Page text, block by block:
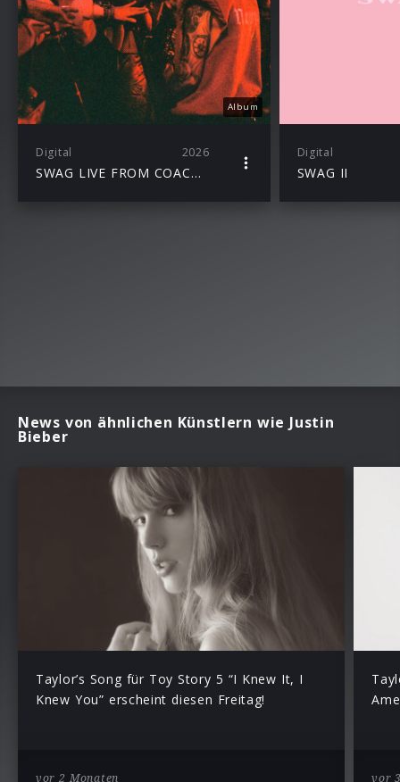
Album
Digital 2026
SWAG LIVE FROM COACHELLA (Weekend II)
Digital
SWAG II
News von ähnlichen Künstlern wie Justin
Bieber
Taylor’s Song für Toy Story 5 “I Knew It, I
Knew You” erscheint diesen Freitag!
vor 2 Monaten vor